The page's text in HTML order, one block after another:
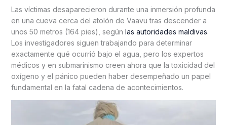
Las víctimas desaparecieron durante una inmersión profunda
en una cueva cerca del atolón de Vaavu tras descender a
unos 50 metros (164 pies), según las autoridades maldivas.
Los investigadores siguen trabajando para determinar
exactamente qué ocurrió bajo el agua, pero los expertos
médicos y en submarinismo creen ahora que la toxicidad del
oxígeno y el pánico pueden haber desempeñado un papel
fundamental en la fatal cadena de acontecimientos.